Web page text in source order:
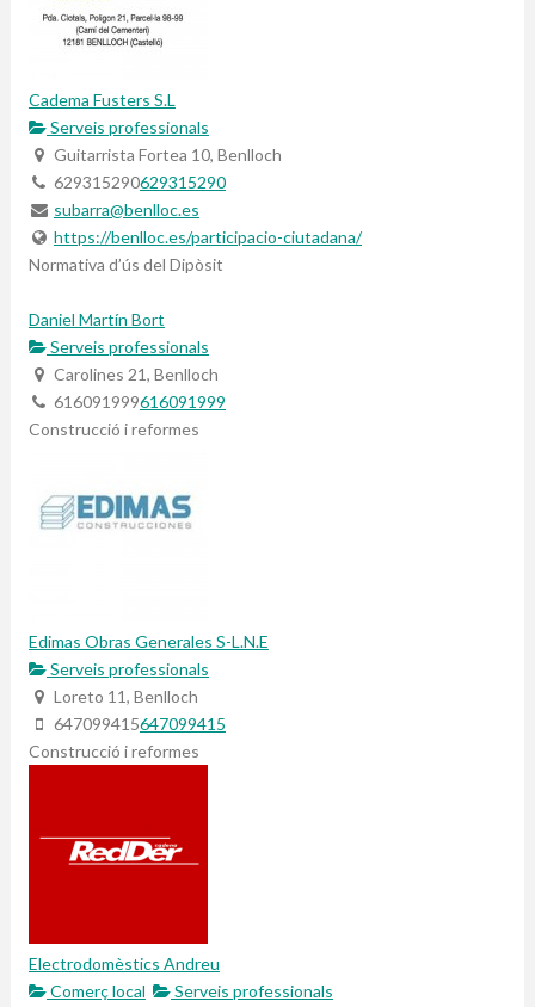
Cadema Fusters S.L
Serveis professionals
Guitarrista Fortea 10, Benlloch
629315290629315290
subarra@benlloc.es
https://benlloc.es/participacio-ciutadana/
Normativa d’ús del Dipòsit
Daniel Martín Bort
Serveis professionals
Carolines 21, Benlloch
616091999616091999
Construcció i reformes
Edimas Obras Generales S-L.N.E
Serveis professionals
Loreto 11, Benlloch
647099415647099415
Construcció i reformes
Electrodomèstics Andreu
Comerç local
Serveis professionals